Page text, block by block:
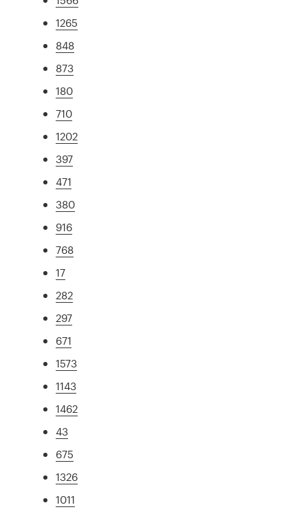
1265
848
873
180
710
1202
397
471
380
916
768
17
282
297
671
1573
1143
1462
43
675
1326
1011